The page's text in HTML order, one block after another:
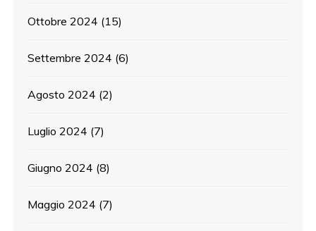
Ottobre 2024 (15)
Settembre 2024 (6)
Agosto 2024 (2)
Luglio 2024 (7)
Giugno 2024 (8)
Maggio 2024 (7)